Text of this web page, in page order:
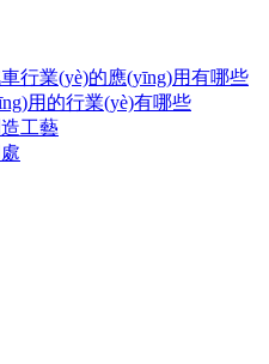
行業(yè)的應(yīng)用有哪些
用的行業(yè)有哪些
工藝